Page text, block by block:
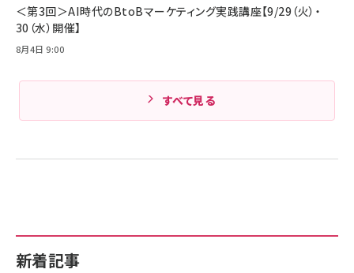
新着記事
＜第3回＞AI時代のBtoBマーケティング実践講座【9/29（火）・
30（水）開催】
8月4日 9:00
すべて見る